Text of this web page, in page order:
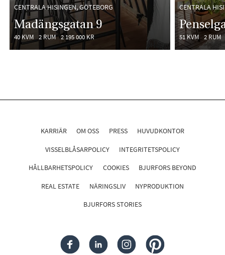
CENTRALA HISINGEN, GÖTEBORG
Madängsgatan 9
40 KVM 2 RUM 2 195 000 KR
CENTRALA
51 KVM 2 RUM
KARRIÄR OM OSS PRESS HUVUDKONTOR
VISSELBLÅSARPOLICY INTEGRITETSPOLICY
HÅLLBARHETSPOLICY COOKIES BJURFORS BEYOND
REAL ESTATE NÄRINGSLIV NYPRODUKTION
BJURFORS STORIES